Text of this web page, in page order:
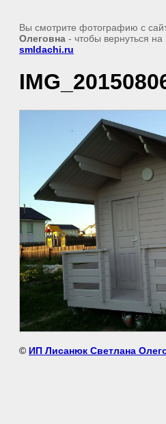
Вы смотрите фотографию с
Олеговна - чтобы вернуться
smldachi.ru
© ИП Лисанюк Светлана